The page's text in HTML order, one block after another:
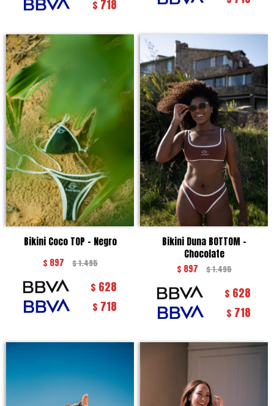
$ 718
Bikini Coco TOP - Negro
$ 897 $1.495
$ 628
$ 718
Bikini Duna BOTTOM -
Chocolate
$ 897 $1.495
$ 628
$ 718